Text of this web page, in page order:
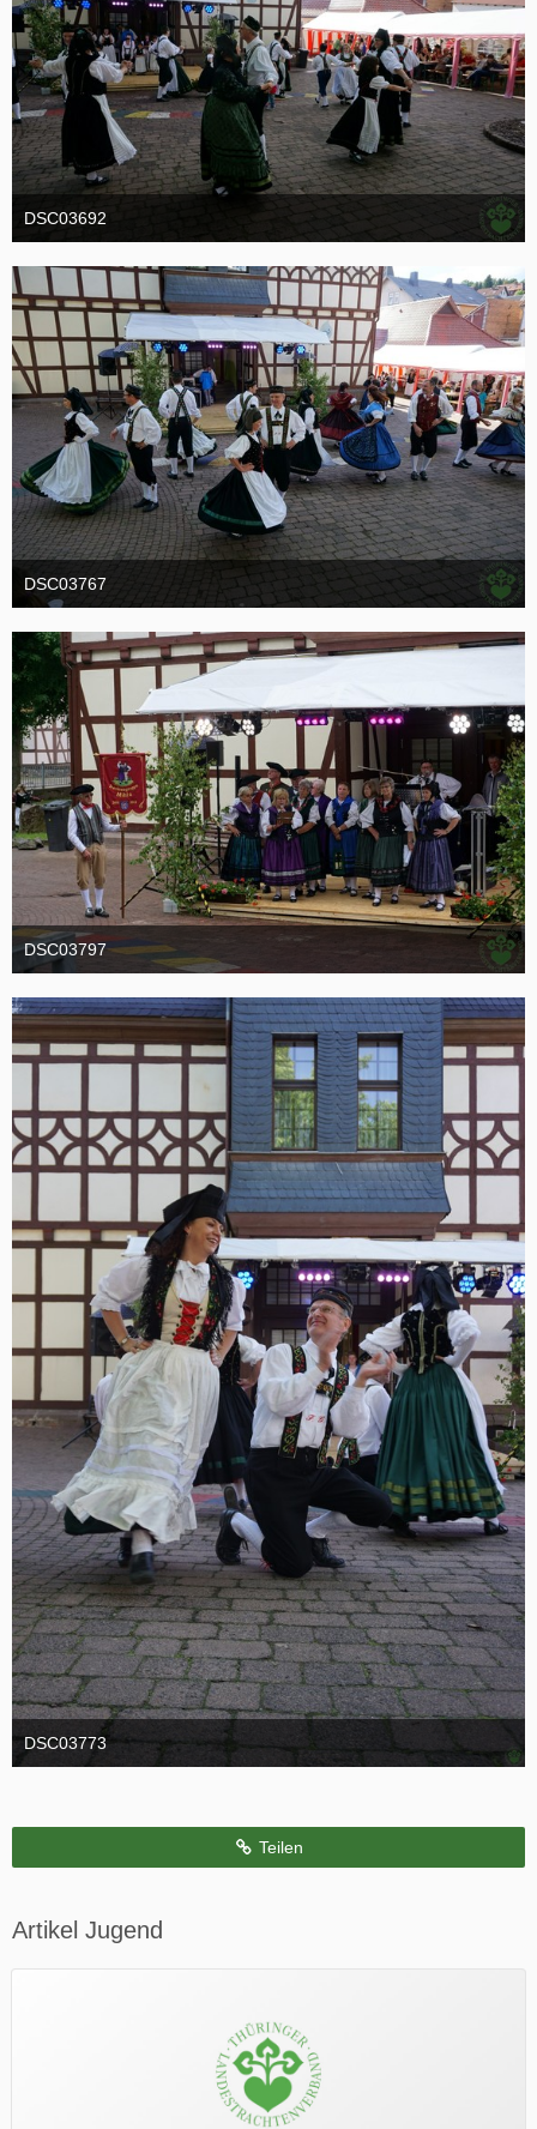
DSC03692
19. Oktober 2016
DSC03767
19. Oktober 2016
DSC03797
19. Oktober 2016
DSC03773
19. Oktober 2016
Teilen
Artikel Jugend